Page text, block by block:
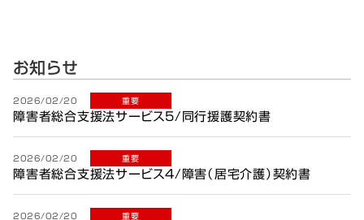
お知らせ
2026/02/20 重要
障害者総合支援法サービス5/同行援護契約書
2026/02/20 重要
障害者総合支援法サービス4/障害（居宅介護）契約書
2026/02/20 重要